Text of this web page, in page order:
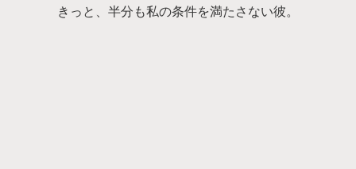
きっと、半分も私の条件を満たさない彼。